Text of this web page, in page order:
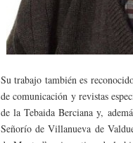
Su trabajo también es
de comunicación y revistas
de la Tebaida Berciana y,
Señorío de Villanueva de